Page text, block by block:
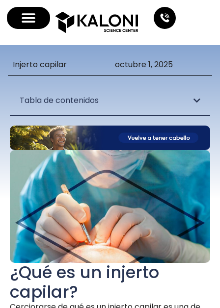
Injerto capilar octubre 1, 2025
Tabla de contenidos
¿Qué es un injerto
capilar?